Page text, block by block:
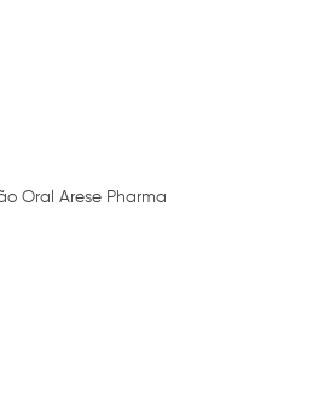
Oral Arese Pharma